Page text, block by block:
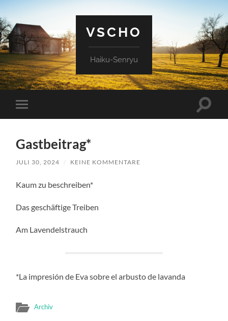
VSCHO
Haiku-Senryu
Mobile-
Menü
Gastbeitrag*
JULI 30, 2024 / KEINE KOMMENTARE
Kaum zu beschreiben*
Das geschäftige Treiben
Am Lavendelstrauch
*La impresión de Eva sobre el arbusto de lavanda
Archiv